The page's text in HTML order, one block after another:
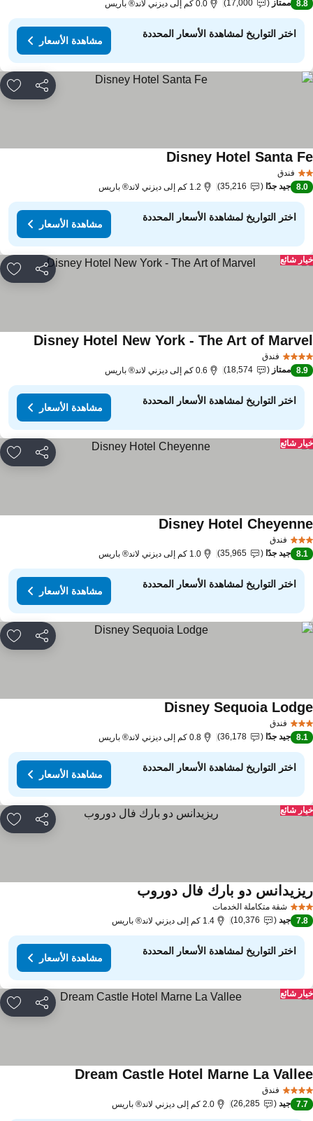
8.8 ممتاز 17,000 0.0 كم إلى ديزني لاند® باريس
اختر التواريخ لمشاهدة الأسعار المحددة
مشاهدة الأسعار
مشاركة
فندق
Disney Hotel Santa
8.0 جيد جدًا 35,216 1.2 كم إلى ديزني لاند® باريس
اختر التواريخ لمشاهدة الأسعار المحددة
مشاهدة الأسعار
مشاركة
شائع
فندق
Disney Hotel New York - The Art of
8.9 ممتاز 18,574 0.6 كم إلى ديزني لاند® باريس
اختر التواريخ لمشاهدة الأسعار المحددة
مشاهدة الأسعار
مشاركة
شائع
فندق
Disney Hotel
8.1 جيد جدًا 35,965 1.0 كم إلى ديزني لاند® باريس
اختر التواريخ لمشاهدة الأسعار المحددة
مشاهدة الأسعار
مشاركة
فندق
Disney Sequoia
8.1 جيد جدًا 36,178 0.8 كم إلى ديزني لاند® باريس
اختر التواريخ لمشاهدة الأسعار المحددة
مشاهدة الأسعار
مشاركة
شائع
شقة متكاملة الخدمات
دو بارك فال دوروب
7.8 جيد 10,376 1.4 كم إلى ديزني لاند® باريس
اختر التواريخ لمشاهدة الأسعار المحددة
مشاهدة الأسعار
مشاركة
شائع
فندق
Dream Castle Hotel Marne La
7.7 جيد 26,285 2.0 كم إلى ديزني لاند® باريس